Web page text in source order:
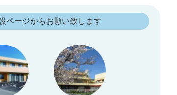
ページからお願い致します